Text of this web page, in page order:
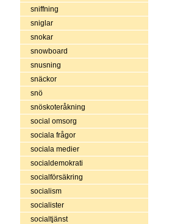
sniffning
sniglar
snokar
snowboard
snusning
snäckor
snö
snöskoteråkning
social omsorg
sociala frågor
sociala medier
socialdemokrati
socialförsäkring
socialism
socialister
socialtjänst